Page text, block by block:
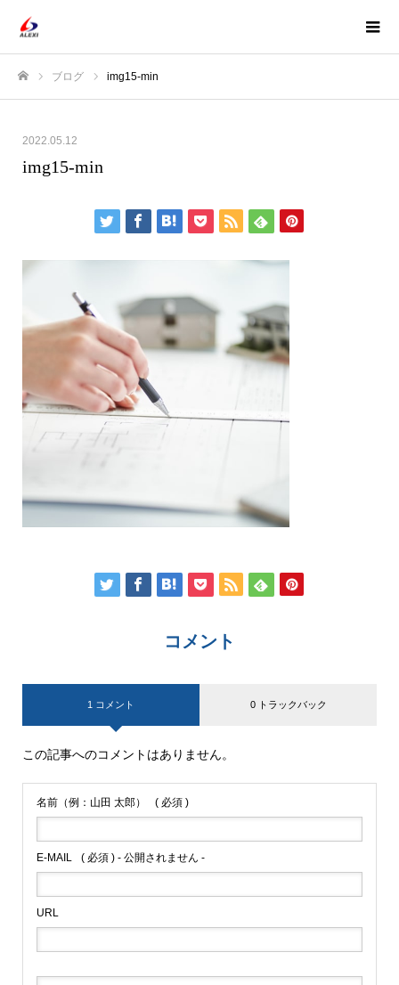
ブログ img15-min
2022.05.12
img15-min
コメント
1 コメント 0 トラックバック
この記事へのコメントはありません。
名前（例：山田 太郎） ( 必須 )
E-MAIL ( 必須 ) - 公開されません -
URL